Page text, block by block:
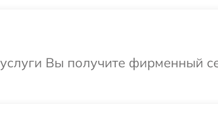
Вы получите фирменный